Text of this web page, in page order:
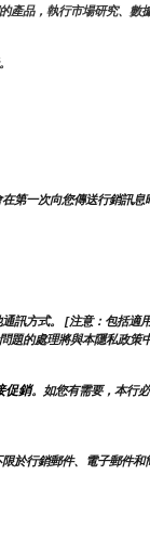
品，執行市場研究、數
第一次向您傳送行銷訊
訊方式。 [注意：包括適
的處理將與本隱私政策
促銷。如您有需要，本行
於行銷郵件、電子郵件和